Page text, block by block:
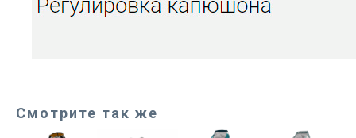
Смотрите так же